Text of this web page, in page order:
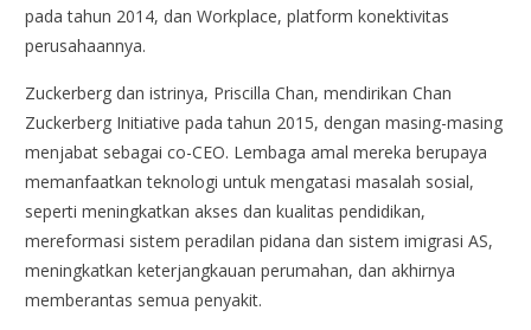
pada tahun 2014, dan Workplace, platform konektivitas
perusahaannya.
Zuckerberg dan istrinya, Priscilla Chan, mendirikan Chan
Zuckerberg Initiative pada tahun 2015, dengan masing-masing
menjabat sebagai co-CEO. Lembaga amal mereka berupaya
memanfaatkan teknologi untuk mengatasi masalah sosial,
seperti meningkatkan akses dan kualitas pendidikan,
mereformasi sistem peradilan pidana dan sistem imigrasi AS,
meningkatkan keterjangkauan perumahan, dan akhirnya
memberantas semua penyakit.